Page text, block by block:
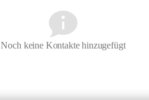
Noch keine Kontakte hinzugefügt